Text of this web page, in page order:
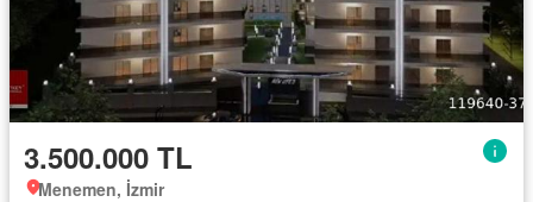
3.500.000 TL
Menemen, İzmir